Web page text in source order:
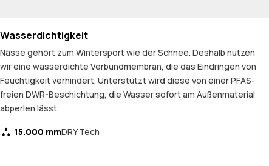
Wasserdichtigkeit
Nässe gehört zum Wintersport wie der Schnee. Deshalb nutzen
wir eine wasserdichte Verbundmembran, die das Eindringen von
Feuchtigkeit verhindert. Unterstützt wird diese von einer PFAS-
freien DWR-Beschichtung, die Wasser sofort am Außenmaterial
abperlen lässt.
15.000 mmDRY Tech